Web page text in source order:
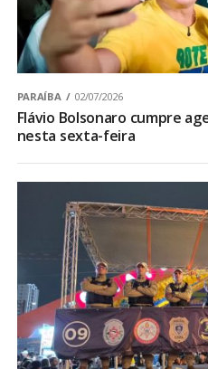
PARAÍBA 02/07/2026
Flávio Bolsonaro cumpre
nesta sexta-feira